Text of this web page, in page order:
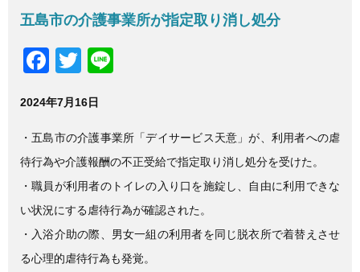
五島市の介護事業所が指定取り消し処分
F
c
e
b
o
o
k
T
tt
er
2024年7月16日
・五島市の介護事業所「デイサービス天意」が、利用者への虐
待行為や介護報酬の不正受給で指定取り消し処分を受けた。
・職員が利用者のトイレの入り口を施錠し、自由に利用できな
い状況にする虐待行為が確認された。
・入浴介助の際、男女一組の利用者を同じ脱衣所で着替えさせ
る心理的虐待行為も発覚。